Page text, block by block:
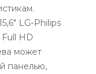
LG-Philips
Full HD
может
панелью,